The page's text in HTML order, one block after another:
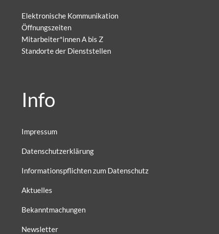
Elektronische Kommunikation
Öffnungszeiten
Mitarbeiter*innen A bis Z
Standorte der Dienststellen
Info
Impressum
Datenschutzerklärung
Informationspflichten zum Datenschutz
Aktuelles
Bekanntmachungen
Newsletter